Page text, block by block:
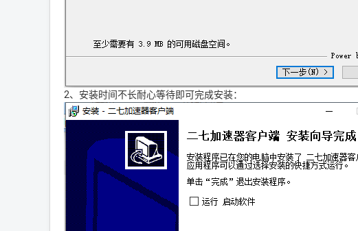
2、安装时间不长耐心等待即可完成安装：